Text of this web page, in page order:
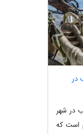
در
در شهر
است که